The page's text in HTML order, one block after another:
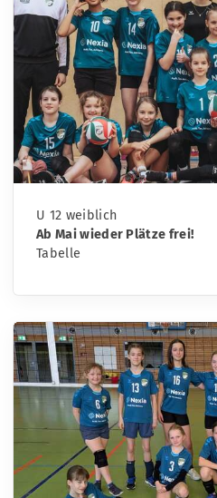
U 12 weiblich
Ab Mai wieder Plätze frei!
Tabelle